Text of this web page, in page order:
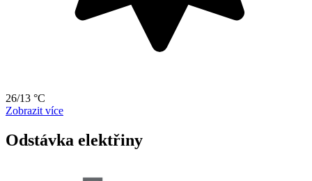
26/13 °C
Zobrazit více
Odstávka elektřiny